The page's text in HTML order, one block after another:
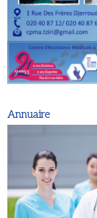
Annuaire